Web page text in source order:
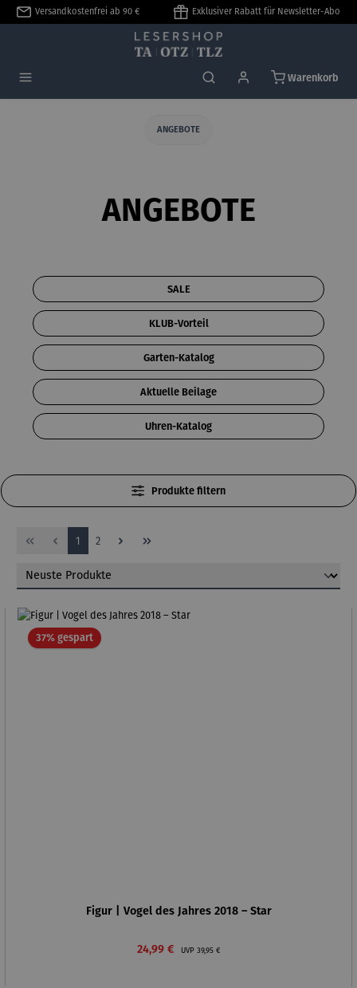
springen
Versandkostenfrei ab 90 € Exklusiver Rabatt für Newsletter-Abo
Warenkorb
ANGEBOTE
ANGEBOTE
SALE
KLUB-Vorteil
Garten-Katalog
Aktuelle Beilage
Uhren-Katalog
Produkte filtern
Seite
1 Seite
2
37% gespartRabatt
Figur | Vogel des Jahres 2018 – Star
Verkaufspreis:
24,99 € UVP Regulärer Preis:
39,95 €